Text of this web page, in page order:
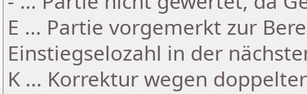
E ... Partie vorgemerkt zur
Einstiegselozahl in der
K ... Korrektur wegen